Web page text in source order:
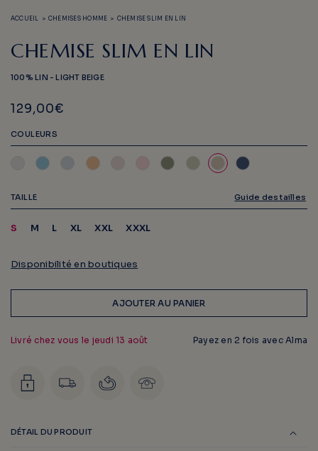
dans
fenêtre
modale
ACCUEIL > CHEMISES HOMME > CHEMISE SLIM EN LIN
CHEMISE SLIM EN LIN
100% LIN - LIGHT BEIGE
129,00€
COULEURS
TAILLE Guide des tailles
S M L XL XXL XXXL
Disponibilité en boutiques
AJOUTER AU PANIER
Livré chez vous le jeudi 13 août Payez en 2 fois avec Alma
DÉTAIL DU PRODUIT